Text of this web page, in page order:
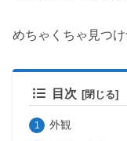
めちゃくちゃ見つけ
目次
外観